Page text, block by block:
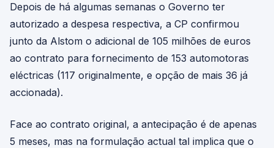
Depois de há algumas semanas o Governo ter
autorizado a despesa respectiva, a CP confirmou
junto da Alstom o adicional de 105 milhões de euros
ao contrato para fornecimento de 153 automotoras
eléctricas (117 originalmente, e opção de mais 36 já
accionada).
Face ao contrato original, a antecipação é de apenas
5 meses, mas na formulação actual tal implica que o